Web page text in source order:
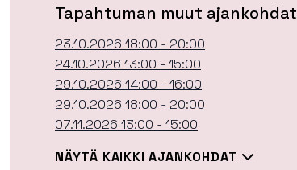
Tapahtuman muut ajankohdat
23.10.2026 18:00 - 20:00
24.10.2026 13:00 - 15:00
29.10.2026 14:00 - 16:00
29.10.2026 18:00 - 20:00
07.11.2026 13:00 - 15:00
NÄYTÄ KAIKKI AJANKOHDAT